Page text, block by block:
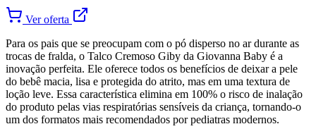
Ver oferta
Para os pais que se preocupam com o pó disperso no ar durante as
trocas de fralda, o Talco Cremoso Giby da Giovanna Baby é a
inovação perfeita. Ele oferece todos os benefícios de deixar a pele
do bebê macia, lisa e protegida do atrito, mas em uma textura de
loção leve. Essa característica elimina em 100% o risco de inalação
do produto pelas vias respiratórias sensíveis da criança, tornando-o
um dos formatos mais recomendados por pediatras modernos.